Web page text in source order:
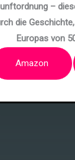
–
die
Europas von
Amazon